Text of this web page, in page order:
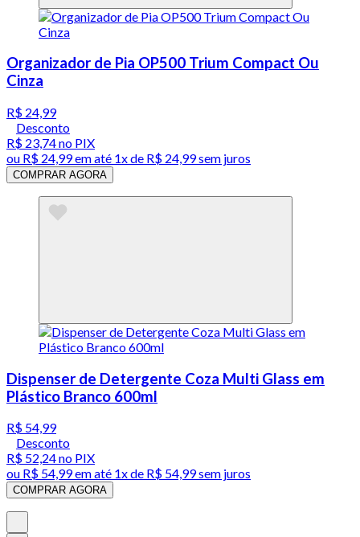
Organizador de Pia OP500 Trium Compact Ou
Cinza
R$ 24,99
Desconto
R$ 23,74no PIX
ou R$ 24,99em até 1x de R$ 24,99sem juros
COMPRAR AGORA
Dispenser de Detergente Coza Multi Glass em
Plástico Branco 600ml
R$ 54,99
Desconto
R$ 52,24no PIX
ou R$ 54,99em até 1x de R$ 54,99sem juros
COMPRAR AGORA